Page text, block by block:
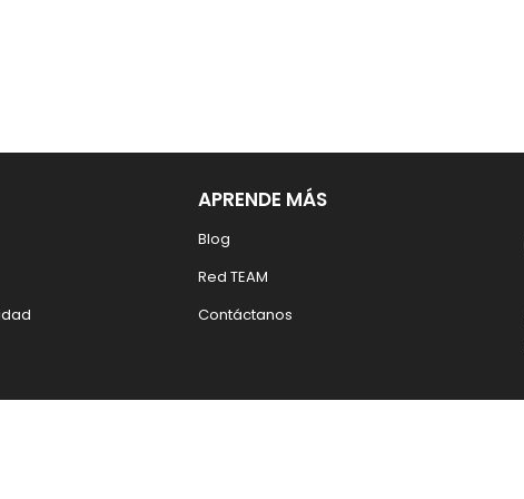
APRENDE MÁS
Blog
Red TEAM
Contáctanos